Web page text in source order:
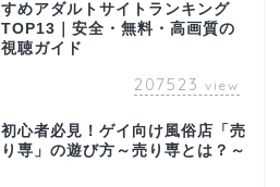
すめアダルトサイトランキング
TOP13｜安全・無料・高画質の
視聴ガイド
207523 view
初心者必見！ゲイ向け風俗店「売
り専」の遊び方～売り専とは？～